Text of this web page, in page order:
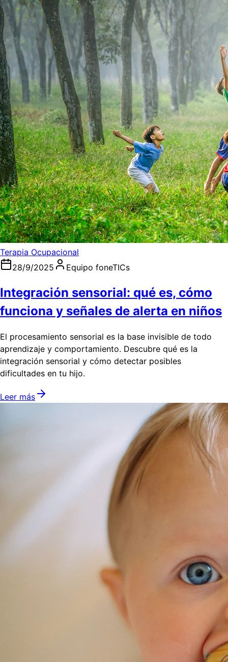
Terapia Ocupacional
28/9/2025
Equipo foneTICs
Integración sensorial: qué es, cómo
funciona y señales de alerta en niños
El procesamiento sensorial es la base invisible de todo
aprendizaje y comportamiento. Descubre qué es la
integración sensorial y cómo detectar posibles
dificultades en tu hijo.
Leer más